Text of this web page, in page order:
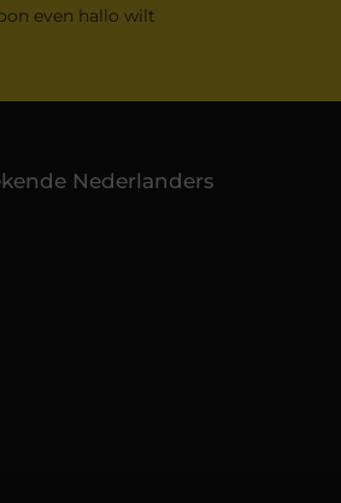
even hallo wilt
Nederlanders